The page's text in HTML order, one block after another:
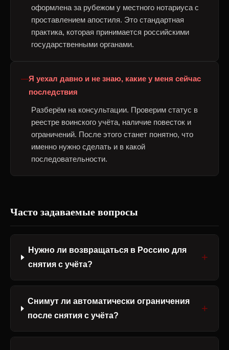
оформлена за рубежом у местного нотариуса с
проставлением апостиля. Это стандартная
практика, которая принимается российскими
государственными органами.
Я уехал давно и не знаю, какие у меня сейчас
последствия
Разберём на консультации. Проверим статус в
реестре воинского учёта, наличие повесток и
ограничений. После этого станет понятно, что
именно нужно сделать и в какой
последовательности.
Часто задаваемые вопросы
Нужно ли возвращаться в Россию для
снятия с учёта?
Снимут ли автоматически ограничения
после снятия с учёта?